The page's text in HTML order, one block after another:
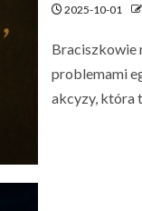
2025-10-01
Braciszkowie
problemami
akcyzy, która